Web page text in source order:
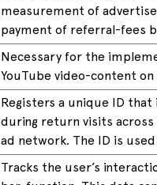
measurement of
payment of referral-fees
Necessary for the
YouTube video-content
Registers a unique ID
during return visits
ad network. The ID is
Tracks the user’s